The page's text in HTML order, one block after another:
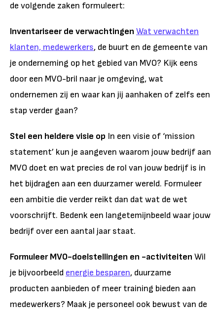
de volgende zaken formuleert:
Inventariseer de verwachtingen Wat verwachten
klanten, medewerkers, de buurt en de gemeente van
je onderneming op het gebied van MVO? Kijk eens
door een MVO-bril naar je omgeving, wat
ondernemen zij en waar kan jij aanhaken of zelfs een
stap verder gaan?
Stel een heldere visie op In een visie of ‘mission
statement’ kun je aangeven waarom jouw bedrijf aan
MVO doet en wat precies de rol van jouw bedrijf is in
het bijdragen aan een duurzamer wereld. Formuleer
een ambitie die verder reikt dan dat wat de wet
voorschrijft. Bedenk een langetemijnbeeld waar jouw
bedrijf over een aantal jaar staat.
Formuleer MVO-doelstellingen en -activiteiten Wil
je bijvoorbeeld energie besparen, duurzame
producten aanbieden of meer training bieden aan
medewerkers? Maak je personeel ook bewust van de